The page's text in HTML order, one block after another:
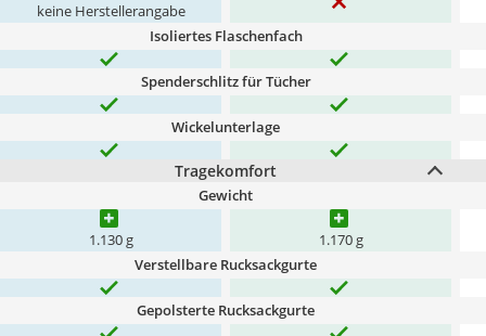
keine Herstellerangabe
Isoliertes Flaschenfach
Spenderschlitz für Tücher
Wickelunterlage
Tragekomfort
Gewicht
1.130 g 1.170 g
Verstellbare Rucksackgurte
Gepolsterte Rucksackgurte